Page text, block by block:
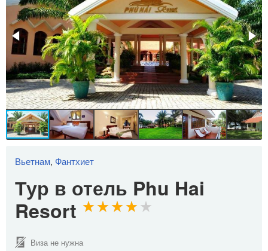
Вьетнам, Фантхиет
Тур в отель Phu Hai
Resort
Виза не нужна